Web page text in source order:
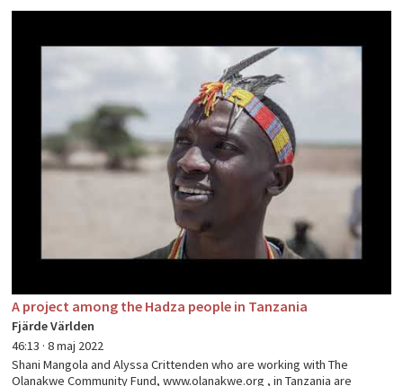
A project among the Hadza people in Tanzania
Fjärde Världen
46:13 ·8 maj 2022
Shani Mangola and Alyssa Crittenden who are working with The
Olanakwe Community Fund, www.olanakwe.org , in Tanzania are